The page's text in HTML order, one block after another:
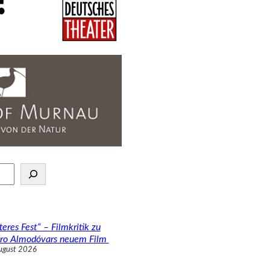
Fest“ – Filmkritik zu
Almodóvars neuem Film
2026